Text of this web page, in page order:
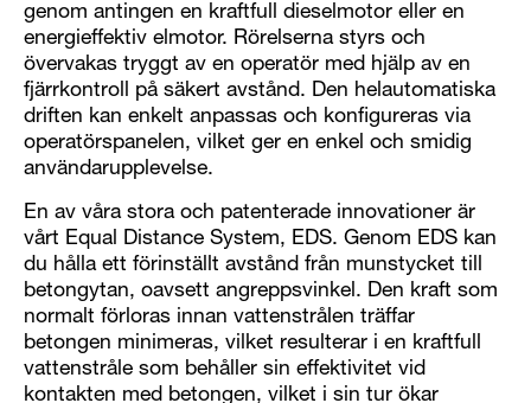
genom antingen en kraftfull dieselmotor eller en
energieffektiv elmotor. Rörelserna styrs och
övervakas tryggt av en operatör med hjälp av en
fjärrkontroll på säkert avstånd. Den helautomatiska
driften kan enkelt anpassas och konfigureras via
operatörspanelen, vilket ger en enkel och smidig
användarupplevelse.
En av våra stora och patenterade innovationer är
vårt Equal Distance System, EDS. Genom EDS kan
du hålla ett förinställt avstånd från munstycket till
betongytan, oavsett angreppsvinkel. Den kraft som
normalt förloras innan vattenstrålen träffar
betongen minimeras, vilket resulterar i en kraftfull
vattenstråle som behåller sin effektivitet vid
kontakten med betongen, vilket i sin tur ökar